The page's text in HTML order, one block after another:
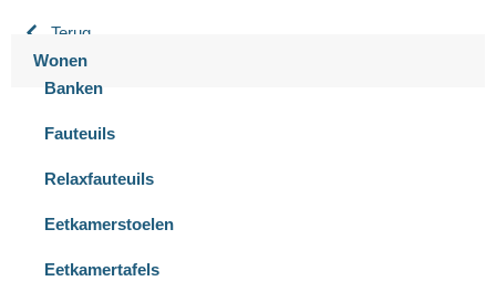
Terug
Wonen
Banken
Fauteuils
Relaxfauteuils
Eetkamerstoelen
Eetkamertafels